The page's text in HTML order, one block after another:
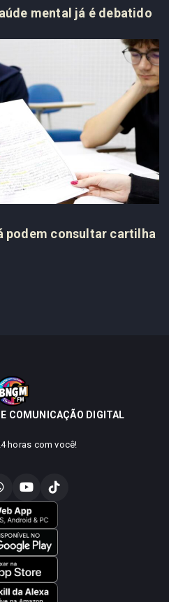
mental já é debatido
podem consultar cartilha
COMUNICAÇÃO DIGITAL
horas com você!